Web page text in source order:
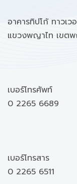
อาคารทิปโก้ ทาวเ
แขวงพญาไท เขต
เบอร์โทรศัพท์
0 2265 6689
เบอร์โทรสาร
0 2265 6511